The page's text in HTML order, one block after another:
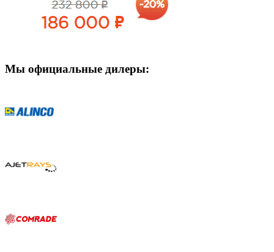
Мы официальные дилеры: